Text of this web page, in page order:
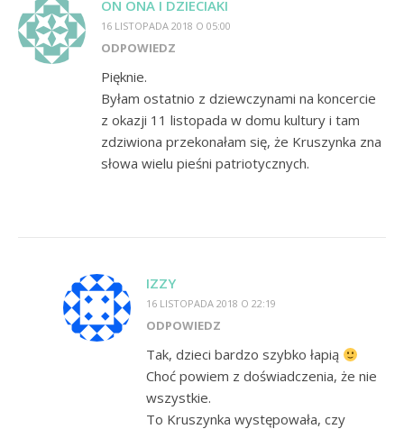
ON ONA I DZIECIAKI
16 LISTOPADA 2018 O 05:00
ODPOWIEDZ
Pięknie.
Byłam ostatnio z dziewczynami na koncercie
z okazji 11 listopada w domu kultury i tam
zdziwiona przekonałam się, że Kruszynka zna
słowa wielu pieśni patriotycznych.
IZZY
16 LISTOPADA 2018 O 22:19
ODPOWIEDZ
Tak, dzieci bardzo szybko łapią
Choć powiem z doświadczenia, że nie
wszystkie.
To Kruszynka występowała, czy